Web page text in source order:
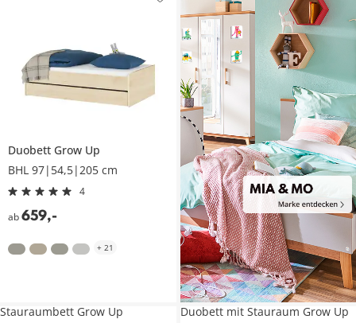
Duobett Grow Up
BHL 97|54,5|205 cm
4
ab659,-
+ 21
Stauraumbett Grow Up Duobett mit Stauraum Grow Up